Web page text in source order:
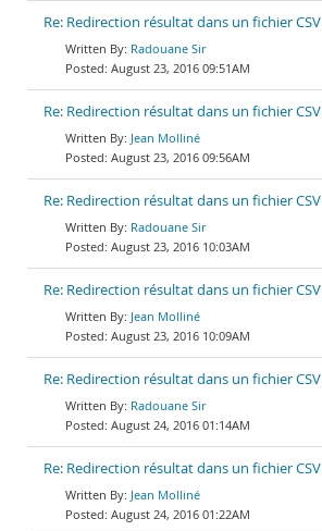
Re: Redirection résultat dans un fichier CSV
Radouane Sir
August 23, 2016 09:51AM
Re: Redirection résultat dans un fichier CSV
Jean Molliné
August 23, 2016 09:56AM
Re: Redirection résultat dans un fichier CSV
Radouane Sir
August 23, 2016 10:03AM
Re: Redirection résultat dans un fichier CSV
Jean Molliné
August 23, 2016 10:09AM
Re: Redirection résultat dans un fichier CSV
Radouane Sir
August 24, 2016 01:14AM
Re: Redirection résultat dans un fichier CSV
Jean Molliné
August 24, 2016 01:22AM